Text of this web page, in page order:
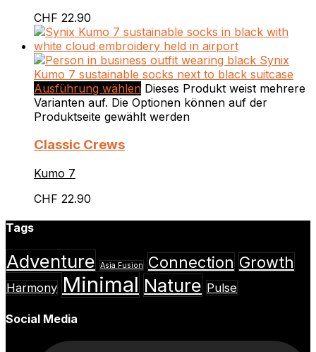
CHF 22.90
Ausführung wählen Dieses Produkt weist mehrere
Varianten auf. Die Optionen können auf der
Produktseite gewählt werden
Classic Crews
Kumo 7
CHF 22.90
Tags
Adventure Asia Fusion Connection Growth
Harmony Minimal Nature Pulse
Social Media